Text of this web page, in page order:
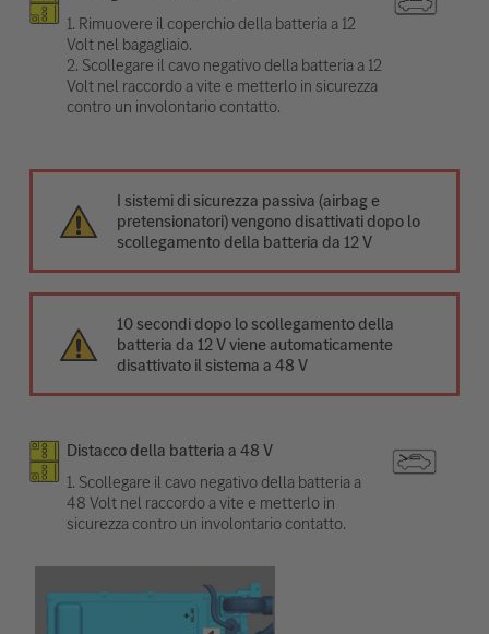
1. Rimuovere il coperchio della batteria a 12
Volt nel bagagliaio.
2. Scollegare il cavo negativo della batteria a 12
Volt nel raccordo a vite e metterlo in sicurezza
contro un involontario contatto.
I sistemi di sicurezza passiva (airbag e
pretensionatori) vengono disattivati dopo lo
scollegamento della batteria da 12 V
10 secondi dopo lo scollegamento della
batteria da 12 V viene automaticamente
disattivato il sistema a 48 V
Distacco della batteria a 48 V
1. Scollegare il cavo negativo della batteria a
48 Volt nel raccordo a vite e metterlo in
sicurezza contro un involontario contatto.